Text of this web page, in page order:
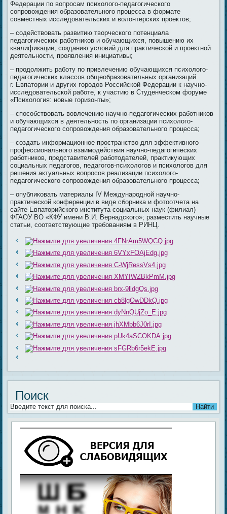
Федерации по вопросам психолого-педагогического
сопровождения образовательного процесса в формате
совместных исследовательских и волонтерских проектов;
– содействовать развитию творческого потенциала
педагогических работников и обучающихся, повышению их
квалификации, созданию условий для практической и проектной
деятельности, проявления инициативы;
– продолжить работу по привлечению обучающихся психолого-
педагогических классов общеобразовательных организаций
г. Евпатории и других городов Российской Федерации к научно-
исследовательской работе, к участию в Студенческом форуме
«Психология: новые горизонты»;
– способствовать вовлечению научно-педагогических работников
и обучающихся в деятельность по организации психолого-
педагогического сопровождения образовательного процесса;
– создать информационное пространство для эффективного
профессионального взаимодействия научно-педагогических
работников, представителей работодателей, практикующих
социальных педагогов, педагогов-психологов и психологов для
решения актуальных вопросов реализации психолого-
педагогического сопровождения образовательного процесса;
– опубликовать материалы IV Международной научно-
практической конференции в виде сборника и фотоотчета на
сайте Евпаторийского института социальных наук (филиал)
ФГАОУ ВО «КФУ имени В.И. Вернадского»; разместить научные
статьи, соответствующие требованиям в РИНЦ.
Поиск